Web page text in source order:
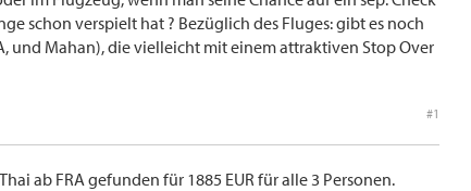
schon verspielt hat ? Bezüglich des Fluges: gibt es noch
und Mahan), die vielleicht mit einem attraktiven Stop Over
#1
ab FRA gefunden für 1885 EUR für alle 3 Personen.